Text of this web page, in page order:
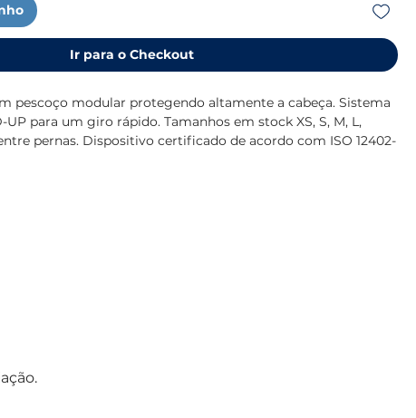
Ir para o Checkout
pescoço modular protegendo altamente a cabeça. Sistema
UP para um giro rápido. Tamanhos em stock XS, S, M, L,
pernas. Dispositivo certificado de acordo com ISO 12402-